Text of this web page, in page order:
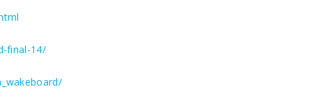
final-14/